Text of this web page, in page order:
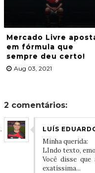
Mercado Livre
em fórmula que
sempre deu certo!
Aug 03, 2021
2 comentários:
LUÍS
Minha querida:
LIndo texto,
Você disse
exatíssima...